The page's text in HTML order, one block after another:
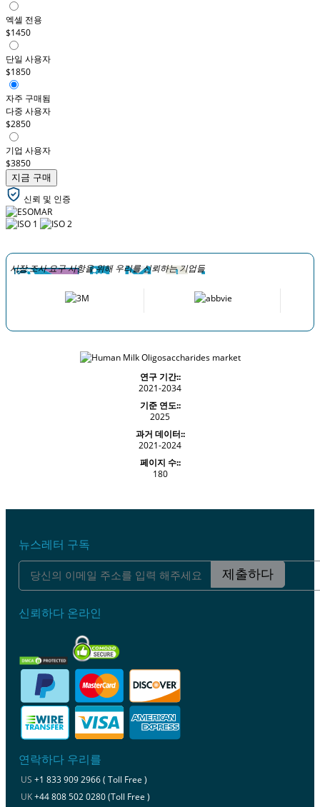
엑셀 전용
$1450
단일 사용자
$1850
자주 구매됨
다중 사용자
$2850
기업 사용자
$3850
지금 구매
신뢰 및 인증
시장 조사 요구 사항을 위해 우리를 신뢰하는 기업들
연구 기간::
2021-2034
기준 연도::
2025
과거 데이터::
2021-2024
페이지 수::
180
뉴스레터 구독
제출하다
신뢰하다 온라인
연락하다 우리를
US +1 833 909 2966 ( Toll Free )
UK+44 808 502 0280 (Toll Free )